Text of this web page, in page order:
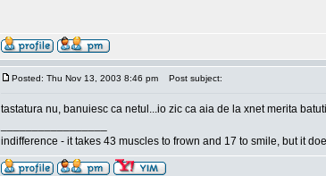
Posted: Thu Nov 13, 2003 8:46 pm Post subject:
tastatura nu, banuiesc ca netul...io zic ca aia de la xnet merita
indifference - it takes 43 muscles to frown and 17 to smile, but it